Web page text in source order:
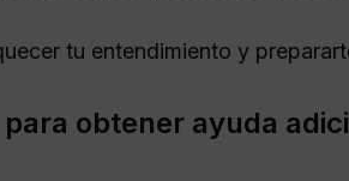
tu entendimiento y
obtener ayuda